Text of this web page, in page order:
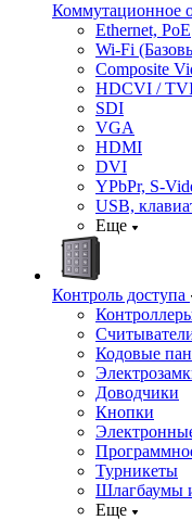
Коммутационное
Ethernet, PoE
Wi-Fi
Composite
HDCVI /
SDI
VGA
HDMI
DVI
YPbPr, S-
USB,
Еще
Контроль доступа
Кодовые
Доводчики
Кнопки
Турникеты
Шлагбаумы
Еще